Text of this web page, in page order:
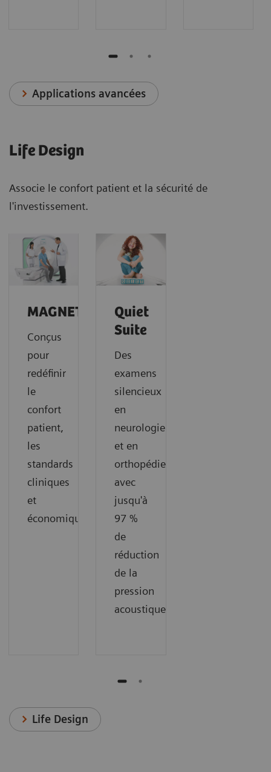
Applications avancées
Life Design
Associe le confort patient et la sécurité de
l'investissement.
MAGNETOM
Conçus
pour
redéfinir
le
confort
patient,
les
standards
cliniques
et
économiques.
Quiet
Suite
Des
examens
silencieux
en
neurologie
et en
orthopédie,
avec
jusqu'à
97 %
de
réduction
de la
pression
acoustique.
Life Design